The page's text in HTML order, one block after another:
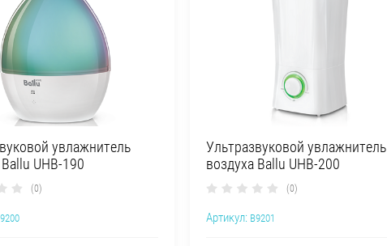
увлажнитель
UHB-190
(0)
Ультразвуковой увлажнитель
воздуха Ballu UHB-200
(0)
Артикул:B9201